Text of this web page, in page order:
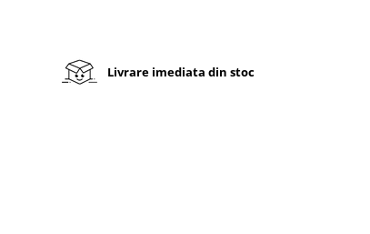
Livrare imediata din stoc